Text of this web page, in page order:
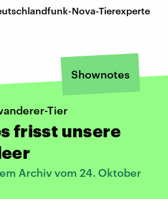
Nova-Tierexperte
Shownotes
Tier
frisst unsere
Archiv vom 24. Oktober